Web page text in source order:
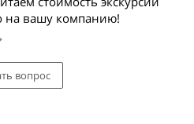
на вашу компанию!
вопрос